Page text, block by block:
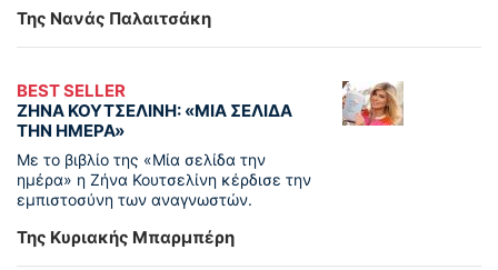
Της Νανάς Παλαιτσάκη
BEST SELLER
ΖΗΝΑ ΚΟΥΤΣΕΛΙΝΗ: «ΜΙΑ ΣΕΛΙΔΑ
ΤΗΝ ΗΜΕΡΑ»
Με το βιβλίο της «Μία σελίδα την
ημέρα» η Ζήνα Κουτσελίνη κέρδισε την
εμπιστοσύνη των αναγνωστών.
Της Κυριακής Μπαρμπέρη